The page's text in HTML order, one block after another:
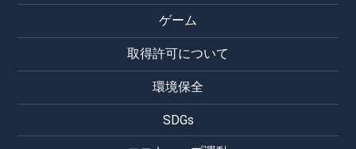
ゲーム
取得許可について
環境保全
SDGs